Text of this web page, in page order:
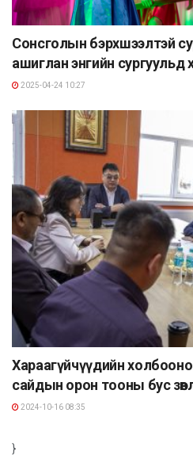
Сонсголын бэрхшээлтэй
ашиглан энгийн сургуульд
2025-04-24 10:27
Хараагүйчүүдийн
сайдын орон тооны бус
2024-10-16 08:35
}